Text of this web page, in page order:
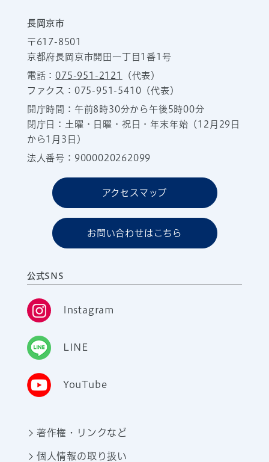
長岡京市
〒617-8501
京都府長岡京市開田一丁目1番1号
電話：075-951-2121
（代表）
ファクス：075-951-5410（代表）
開庁時間：午前8時30分から午後5時00分
閉庁日：土曜・日曜・祝日・年末年始（12月29日
から1月3日）
法人番号：9000020262099
アクセスマップ
お問い合わせはこちら
公式SNS
Instagram
LINE
YouTube
著作権・リンクなど
個人情報の取り扱い